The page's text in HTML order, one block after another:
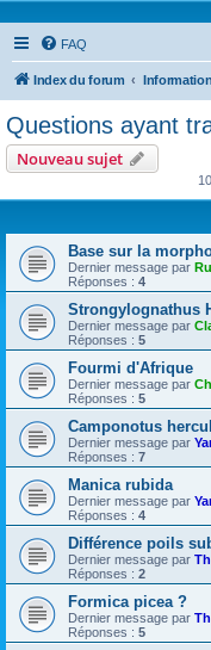
FAQ
Index du forum
Questions ayant
Nouveau sujet
Base sur la
Dernier message par
Réponses : 4
Strongylognathus
Dernier message par
Réponses : 5
Fourmi d'Afrique
Dernier message par
Réponses : 5
Camponotus
Dernier message par
Réponses : 7
Manica rubida
Dernier message par
Réponses : 4
Différence poils
Dernier message par
Réponses : 2
Formica picea ?
Dernier message par
Réponses : 5